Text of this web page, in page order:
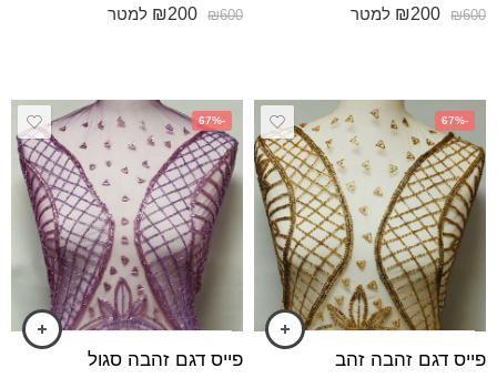
₪600
₪200 למטר ₪600
₪200 למטר
-67%
פייס דגם זהבה זהב
-67%
פייס דגם זהבה סגול